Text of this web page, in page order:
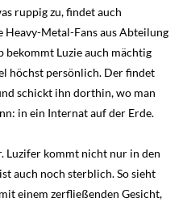
ruppig zu, findet auch
Heavy-Metal-Fans aus Abteilung
bekommt Luzie auch mächtig
höchst persönlich. Der findet
schickt ihn dorthin, wo man
in ein Internat auf der Erde.
Luzifer kommt nicht nur in den
auch noch sterblich. So sieht
einem zerfließenden Gesicht,